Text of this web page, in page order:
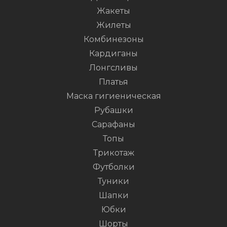
Жакеты
Жилеты
Комбинезоны
Кардиганы
Лонгсливы
Платья
Маска гигиеническая
Рубашки
Сарафаны
Топы
Трикотаж
Футболки
Туники
Шапки
Юбки
Шорты